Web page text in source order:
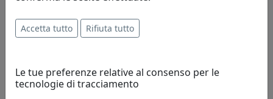
APPENDIABITI CON NOTE MUSICALI MUSICA, COD. 0AP3398C71
77,90 €
Accetta tutto Rifiuta tutto
Le tue preferenze relative al consenso per le
tecnologie di tracciamento